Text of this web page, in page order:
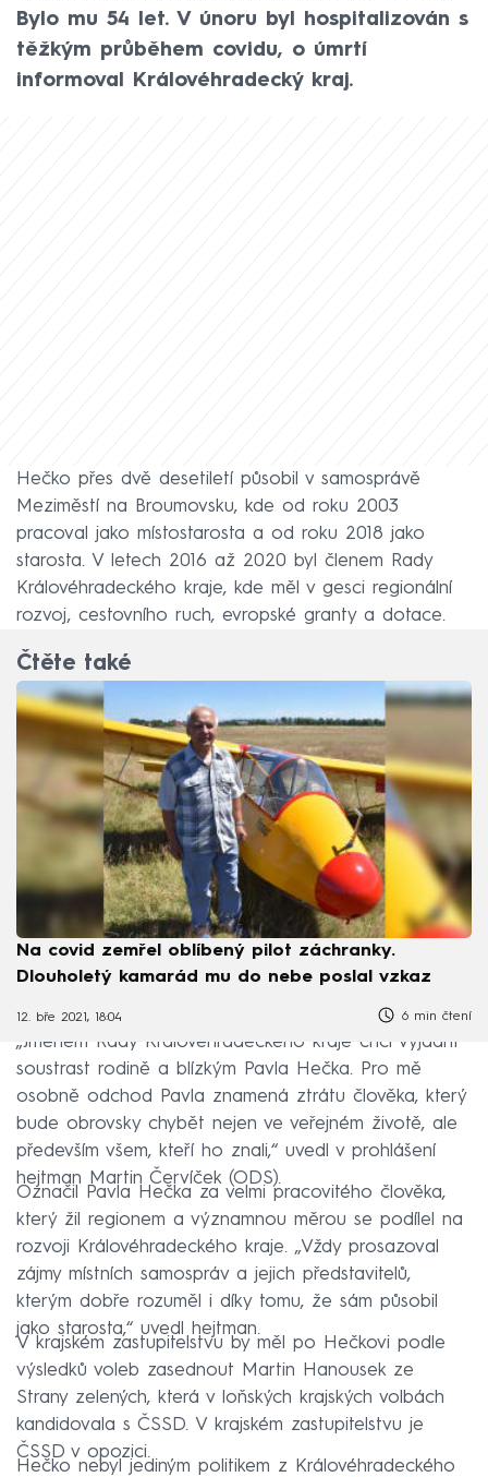
Bylo mu 54 let. V únoru byl hospitalizován s
těžkým průběhem covidu, o úmrtí
informoval Královéhradecký kraj.
Hečko přes dvě desetiletí působil v samosprávě
Meziměstí na Broumovsku, kde od roku 2003
pracoval jako místostarosta a od roku 2018 jako
starosta. V letech 2016 až 2020 byl členem Rady
Královéhradeckého kraje, kde měl v gesci regionální
rozvoj, cestovního ruch, evropské granty a dotace.
Čtěte také
Na covid zemřel oblíbený pilot záchranky.
Dlouholetý kamarád mu do nebe poslal vzkaz
12. bře 2021, 18:04 6 min čtení
„Jménem Rady Královéhradeckého kraje chci vyjádřit
soustrast rodině a blízkým Pavla Hečka. Pro mě
osobně odchod Pavla znamená ztrátu člověka, který
bude obrovsky chybět nejen ve veřejném životě, ale
především všem, kteří ho znali,“ uvedl v prohlášení
hejtman Martin Červíček (ODS).
Označil Pavla Hečka za velmi pracovitého člověka,
který žil regionem a významnou měrou se podílel na
rozvoji Královéhradeckého kraje. „Vždy prosazoval
zájmy místních samospráv a jejich představitelů,
kterým dobře rozuměl i díky tomu, že sám působil
jako starosta,“ uvedl hejtman.
V krajském zastupitelstvu by měl po Hečkovi podle
výsledků voleb zasednout Martin Hanousek ze
Strany zelených, která v loňských krajských volbách
kandidovala s ČSSD. V krajském zastupitelstvu je
ČSSD v opozici.
Hečko nebyl jediným politikem z Královéhradeckého